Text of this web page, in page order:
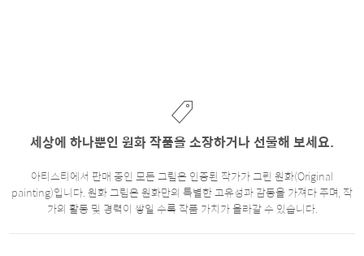
세상에 하나뿐인 원화 작품을 소장하거나 선물해 보세요.
아티스티에서 판매 중인 모든 그림은 인증된 작가가 그린 원화(Original
painting)입니다. 원화 그림은 원화만의 특별한 고유성과 감동을 가져다 주며, 작
가의 활동 및 경력이 쌓일 수록 작품 가치가 올라갈 수 있습니다.